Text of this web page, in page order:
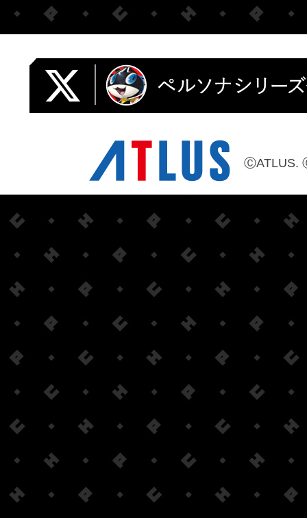
ⒸATLUS.